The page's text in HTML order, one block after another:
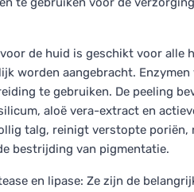
voor de huid is geschikt voor alle
worden aangebracht.
te gebruiken. De peeling
aloë vera-extract en
talg, reinigt verstopte poriën,
bestrijding van pigmentatie.
en lipase: Ze zijn de